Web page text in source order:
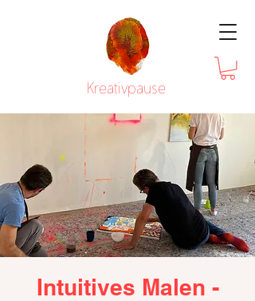
Kreativpause
Intuitives Malen -